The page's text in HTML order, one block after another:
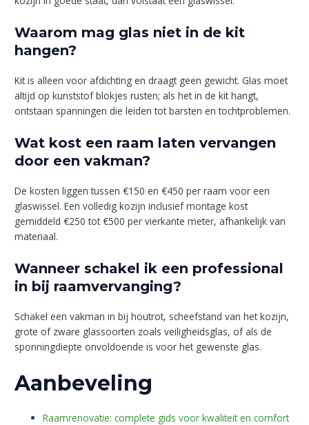
Waarom mag glas niet in de kit
hangen?
Kit is alleen voor afdichting en draagt geen gewicht. Glas moet
altijd op kunststof blokjes rusten; als het in de kit hangt,
ontstaan spanningen die leiden tot barsten en tochtproblemen.
Wat kost een raam laten vervangen
door een vakman?
De kosten liggen tussen €150 en €450 per raam voor een
glaswissel. Een volledig kozijn inclusief montage kost
gemiddeld €250 tot €500 per vierkante meter, afhankelijk van
materiaal.
Wanneer schakel ik een professional
in bij raamvervanging?
Schakel een vakman in bij houtrot, scheefstand van het kozijn,
grote of zware glassoorten zoals veiligheidsglas, of als de
sponningdiepte onvoldoende is voor het gewenste glas.
Aanbeveling
Raamrenovatie: complete gids voor kwaliteit en comfort